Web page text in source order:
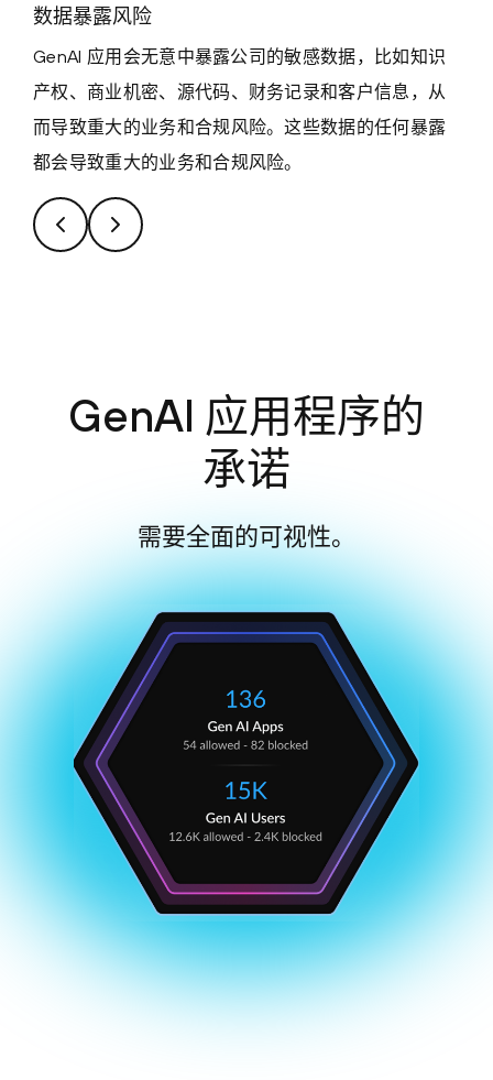
数据暴露风险
GenAI 应用会无意中暴露公司的敏感数据，比如知识
产权、商业机密、源代码、财务记录和客户信息，从
而导致重大的业务和合规风险。这些数据的任何暴露
都会导致重大的业务和合规风险。
GenAI 应用程序的
承诺
需要全面的可视性。